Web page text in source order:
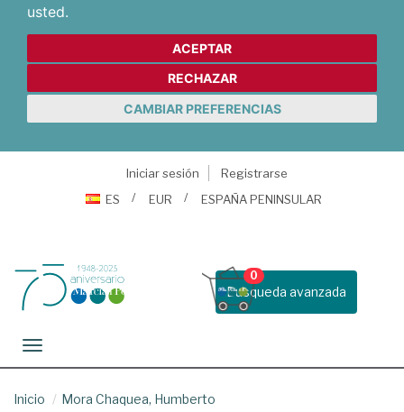
usted.
ACEPTAR
RECHAZAR
CAMBIAR PREFERENCIAS
Iniciar sesión
Registrarse
ES
EUR ESPAÑA PENINSULAR
Busqueda avanzada
0
Toggle navigation
Inicio Mora Chaquea, Humberto